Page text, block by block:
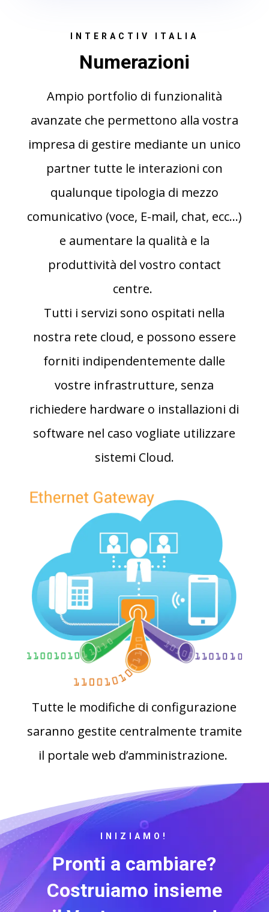
INTERACTIV ITALIA
Numerazioni
Ampio portfolio di funzionalità
avanzate che permettono alla vostra
impresa di gestire mediante un unico
partner tutte le interazioni con
qualunque tipologia di mezzo
comunicativo (voce, E-mail, chat, ecc…)
e aumentare la qualità e la
produttività del vostro contact
centre.
Tutti i servizi sono ospitati nella
nostra rete cloud, e possono essere
forniti indipendentemente dalle
vostre infrastrutture, senza
richiedere hardware o installazioni di
software nel caso vogliate utilizzare
sistemi Cloud.
Tutte le modifiche di configurazione
saranno gestite centralmente tramite
il portale web d’amministrazione.
INIZIAMO!
Pronti a cambiare?
Costruiamo insieme